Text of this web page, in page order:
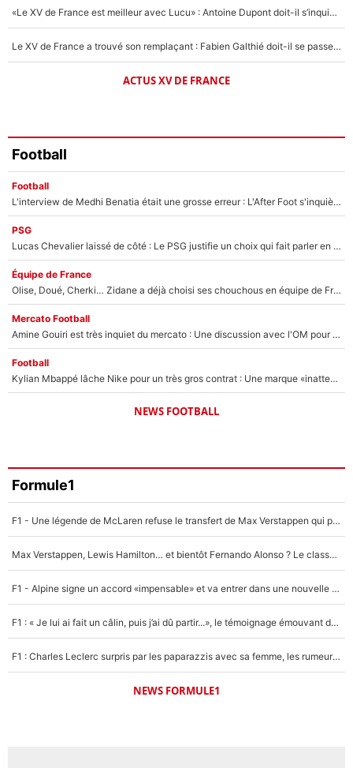
«Le XV de France est meilleur avec Lucu» : Antoine Dupont doit-il s’inquiéter pour sa place ?
Le XV de France a trouvé son remplaçant : Fabien Galthié doit-il se passer d'Antoine Dupont ?
ACTUS XV DE FRANCE
Football
Football
L'interview de Medhi Benatia était une grosse erreur : L'After Foot s'inquiète pour l'avenir de l'ancien dirigeant de l'OM qui pourrait rester longtemps au chômage
PSG
Lucas Chevalier laissé de côté : Le PSG justifie un choix qui fait parler en plein mercato
Équipe de France
Olise, Doué, Cherki… Zidane a déjà choisi ses chouchous en équipe de France ? L’IA annonce des surprises sans Kylian Mbappé !
Mercato Football
Amine Gouiri est très inquiet du mercato : Une discussion avec l'OM pour acter son transfert !
Football
Kylian Mbappé lâche Nike pour un très gros contrat : Une marque «inattendue» va frapper très fort
NEWS FOOTBALL
Formule1
F1 - Une légende de McLaren refuse le transfert de Max Verstappen qui pourrait «faire des vagues» et plomber l'ambiance dans l'équipe
Max Verstappen, Lewis Hamilton… et bientôt Fernando Alonso ? Le classement des pilotes les mieux payés en Formule 1 risque de changer !
F1 - Alpine signe un accord «impensable» et va entrer dans une nouvelle dimension : Grande nouvelle pour Pierre Gasly !
F1 : « Je lui ai fait un câlin, puis j’ai dû partir...», le témoignage émouvant de Max Verstappen sur sa fille
F1 : Charles Leclerc surpris par les paparazzis avec sa femme, les rumeurs étaient vraies !
NEWS FORMULE1